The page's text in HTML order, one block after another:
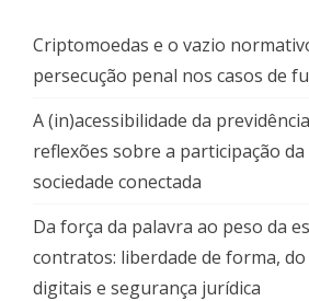
Criptomoedas e o vazio
persecução penal nos casos de
A (in)acessibilidade da
reflexões sobre a participação
sociedade conectada
Da força da palavra ao peso da
contratos: liberdade de forma,
digitais e segurança jurídica